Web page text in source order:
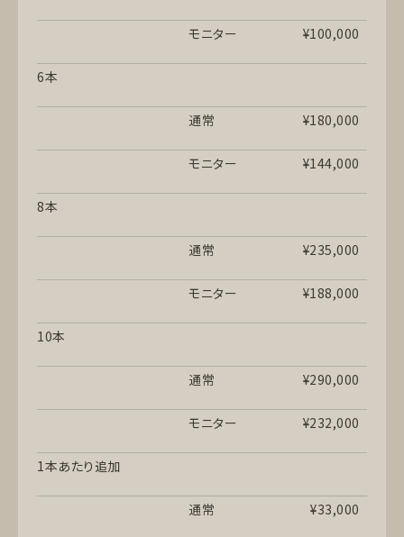
モニター ¥100,000
6本
通常 ¥180,000
モニター ¥144,000
8本
通常 ¥235,000
モニター ¥188,000
10本
通常 ¥290,000
モニター ¥232,000
1本あたり追加
通常 ¥33,000